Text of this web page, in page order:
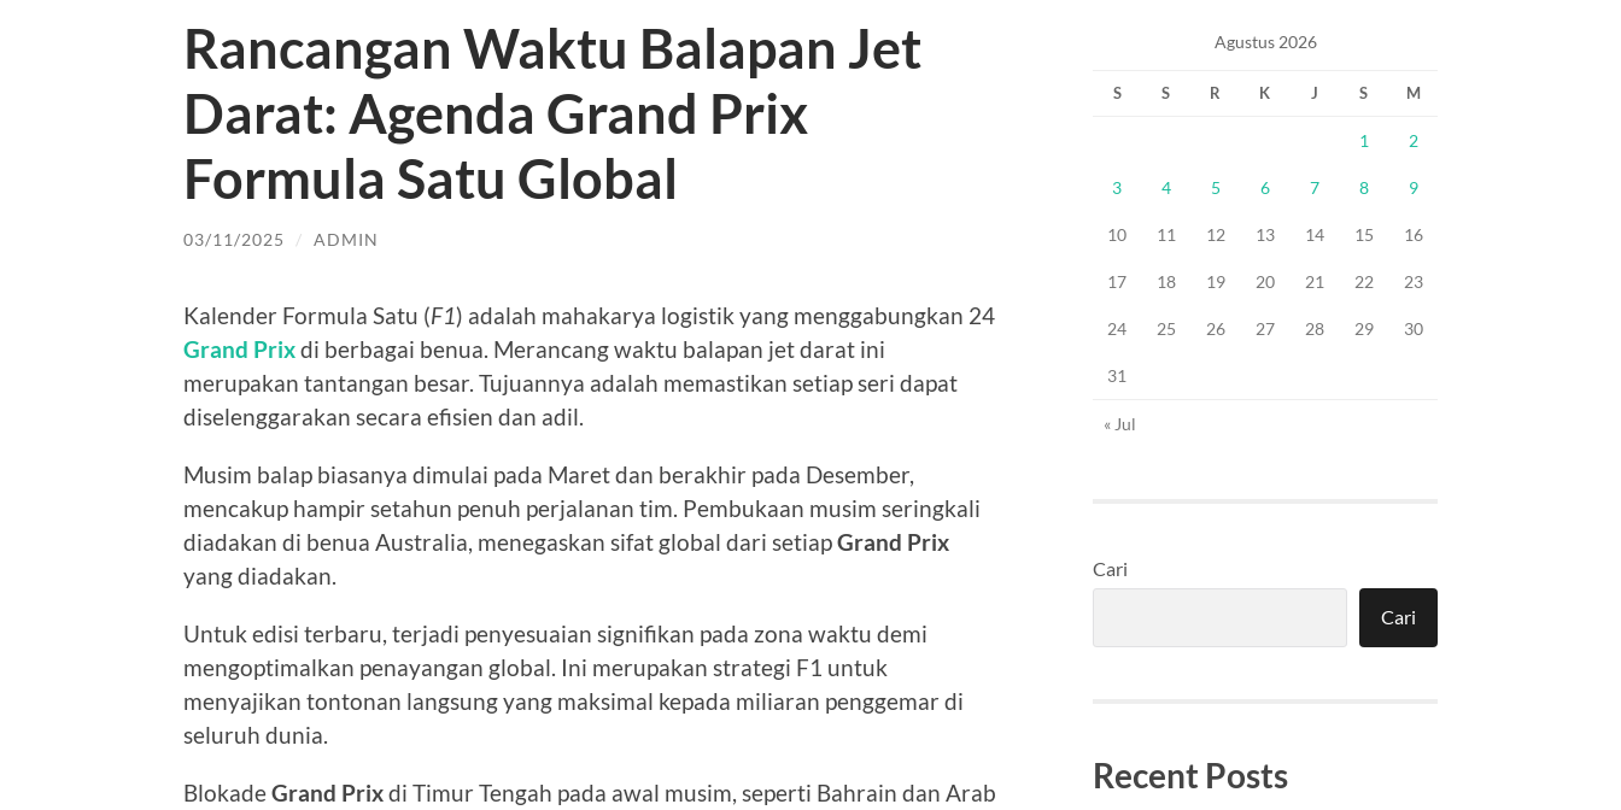
Rancangan Waktu Balapan Jet
Darat: Agenda Grand Prix
Formula Satu Global
03/11/2025 / ADMIN
Kalender Formula Satu (F1) adalah mahakarya logistik yang menggabungkan 24
Grand Prixdi berbagai benua. Merancang waktu balapan jet darat ini
merupakan tantangan besar. Tujuannya adalah memastikan setiap seri dapat
diselenggarakan secara efisien dan adil.
Musim balap biasanya dimulai pada Maret dan berakhir pada Desember,
mencakup hampir setahun penuh perjalanan tim. Pembukaan musim seringkali
diadakan di benua Australia, menegaskan sifat global dari setiapGrand Prix
yang diadakan.
Untuk edisi terbaru, terjadi penyesuaian signifikan pada zona waktu demi
mengoptimalkan penayangan global. Ini merupakan strategi F1 untuk
menyajikan tontonan langsung yang maksimal kepada miliaran penggemar di
seluruh dunia.
BlokadeGrand Prixdi Timur Tengah pada awal musim, seperti Bahrain dan Arab
Agustus 2026
S S R K J S M
1 2
3 4 5 6 7 8 9
10 11 12 13 14 15 16
17 18 19 20 21 22 23
24 25 26 27 28 29 30
31
« Jul
Cari
Cari
Recent Posts